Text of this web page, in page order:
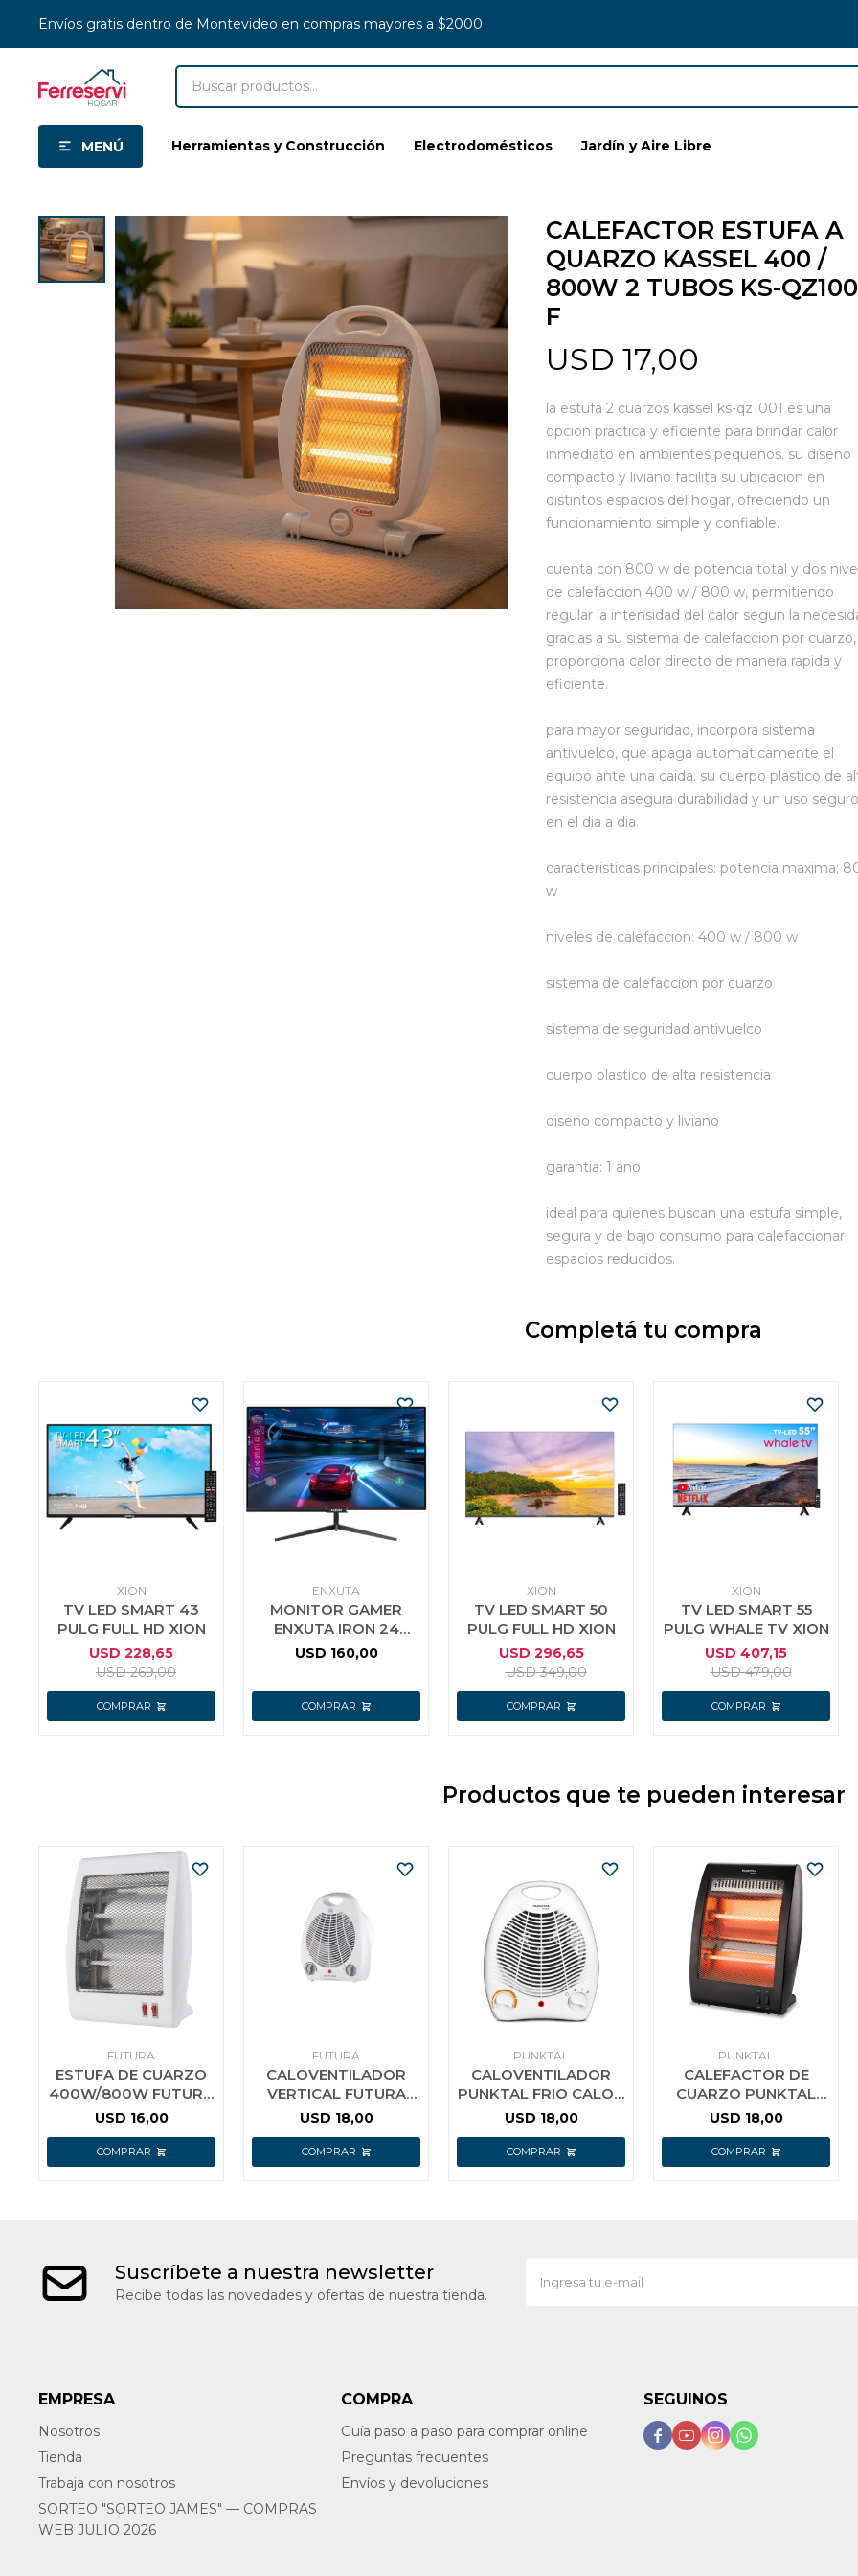
MENÚ Herramientas y Construcción Electrodomésticos Jardín y Aire Libre
Envíos gratis dentro de Montevideo en compras mayores a $2000
CALEFACTOR ESTUFA A
QUARZO KASSEL 400 /
800W 2 TUBOS KS-
F
USD 17,00
la estufa 2 cuarzos kassel ks-qz1001 es una
opcion practica y eficiente para brindar calor
inmediato en ambientes pequenos. su diseno
compacto y liviano facilita su ubicacion en
distintos espacios del hogar, ofreciendo un
funcionamiento simple y confiable.
cuenta con 800 w de potencia total y dos
de calefaccion 400 w / 800 w, permitiendo
regular la intensidad del calor segun la
gracias a su sistema de calefaccion por cuarzo,
proporciona calor directo de manera rapida y
eficiente.
para mayor seguridad, incorpora sistema
antivuelco, que apaga automaticamente el
equipo ante una caida. su cuerpo plastico de
resistencia asegura durabilidad y un uso seguro
en el dia a dia.
caracteristicas principales: potencia maxima:
w
niveles de calefaccion: 400 w / 800 w
sistema de calefaccion por cuarzo
sistema de seguridad antivuelco
cuerpo plastico de alta resistencia
diseno compacto y liviano
garantia: 1 ano
ideal para quienes buscan una estufa simple,
segura y de bajo consumo para calefaccionar
espacios reducidos.
Completá tu compra
XION
TV LED SMART 43
PULG FULL HD XION
USD 228,65
USD 269,00
ENXUTA
MONITOR GAMER
ENXUTA IRON 24
PULG FULL HD FLAT
USD 160,00
XION
TV LED SMART 50
PULG FULL HD XION
USD 296,65
USD 349,00
XION
TV LED SMART 55
PULG WHALE TV XION
USD 407,15
USD 479,00
Productos que te pueden interesar
FUTURA
ESTUFA DE CUARZO
400W/800W FUTURA
F
USD 16,00
FUTURA
CALOVENTILADOR
VERTICAL FUTURA
FUT-CV2001
USD 18,00
PUNKTAL
CALOVENTILADOR
PUNKTAL FRIO CALOR
1000/2000W 3400CF
USD 18,00
PUNKTAL
CALEFACTOR DE
CUARZO PUNKTAL
800W
USD 18,00
Suscríbete a nuestra newsletter
Recibe todas las novedades y ofertas de nuestra tienda.
EMPRESA
Nosotros
Tienda
Trabaja con nosotros
SORTEO "SORTEO JAMES" — COMPRAS
WEB JULIO 2026
COMPRA
Guía paso a paso para comprar online
Preguntas frecuentes
Envíos y devoluciones
SEGUINOS
   